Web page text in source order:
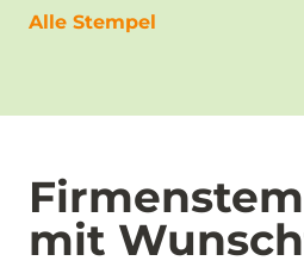
Alle Stempel
mit